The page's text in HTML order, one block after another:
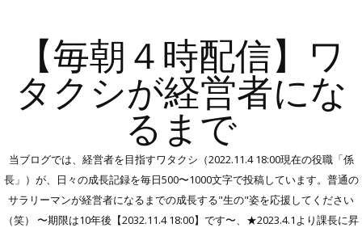
【毎朝４時配信】ワ
タクシが経営者にな
るまで
当ブログでは、経営者を目指すワタクシ（2022.11.4 18:00現在の役職「係
長」）が、日々の成長記録を毎日500〜1000文字で投稿しています。普通の
サラリーマンが経営者になるまでの成長する"生の"姿を応援してください
（笑） 〜期限は10年後【2032.11.4 18:00】です〜、★2023.4.1より課長に昇